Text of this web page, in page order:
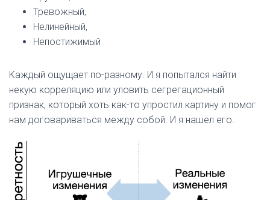
Тревожный,
Нелинейный,
Непостижимый
Каждый ощущает по-разному. И я попытался найти
некую корреляцию или уловить сегрегационный
признак, который хоть как-то упростил картину и помог
нам договариваться между собой. И я нашел его.